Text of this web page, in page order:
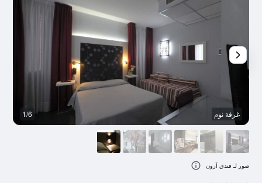
غرفة نوم 1/6
صور لـ فندق آرون